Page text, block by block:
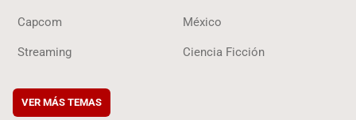
Capcom México
Streaming Ciencia Ficción
VER MÁS TEMAS